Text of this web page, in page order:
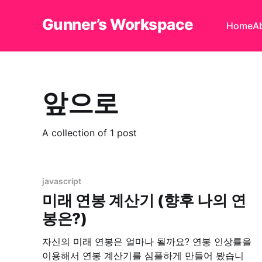
Gunner’s Workspace Home
앞으로
A collection of 1 post
javascript
미래 연봉 계산기 (향후 나의 연
봉은?)
자신의 미래 연봉은 얼마나 될까요? 연봉 인상률을
이용해서 연봉 계산기를 심플하게 만들어 봤습니